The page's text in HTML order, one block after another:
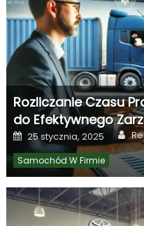
Rozliczanie Czasu
do Efektywnego
Posted
on
25 stycznia, 2025
Samochód W Firmie